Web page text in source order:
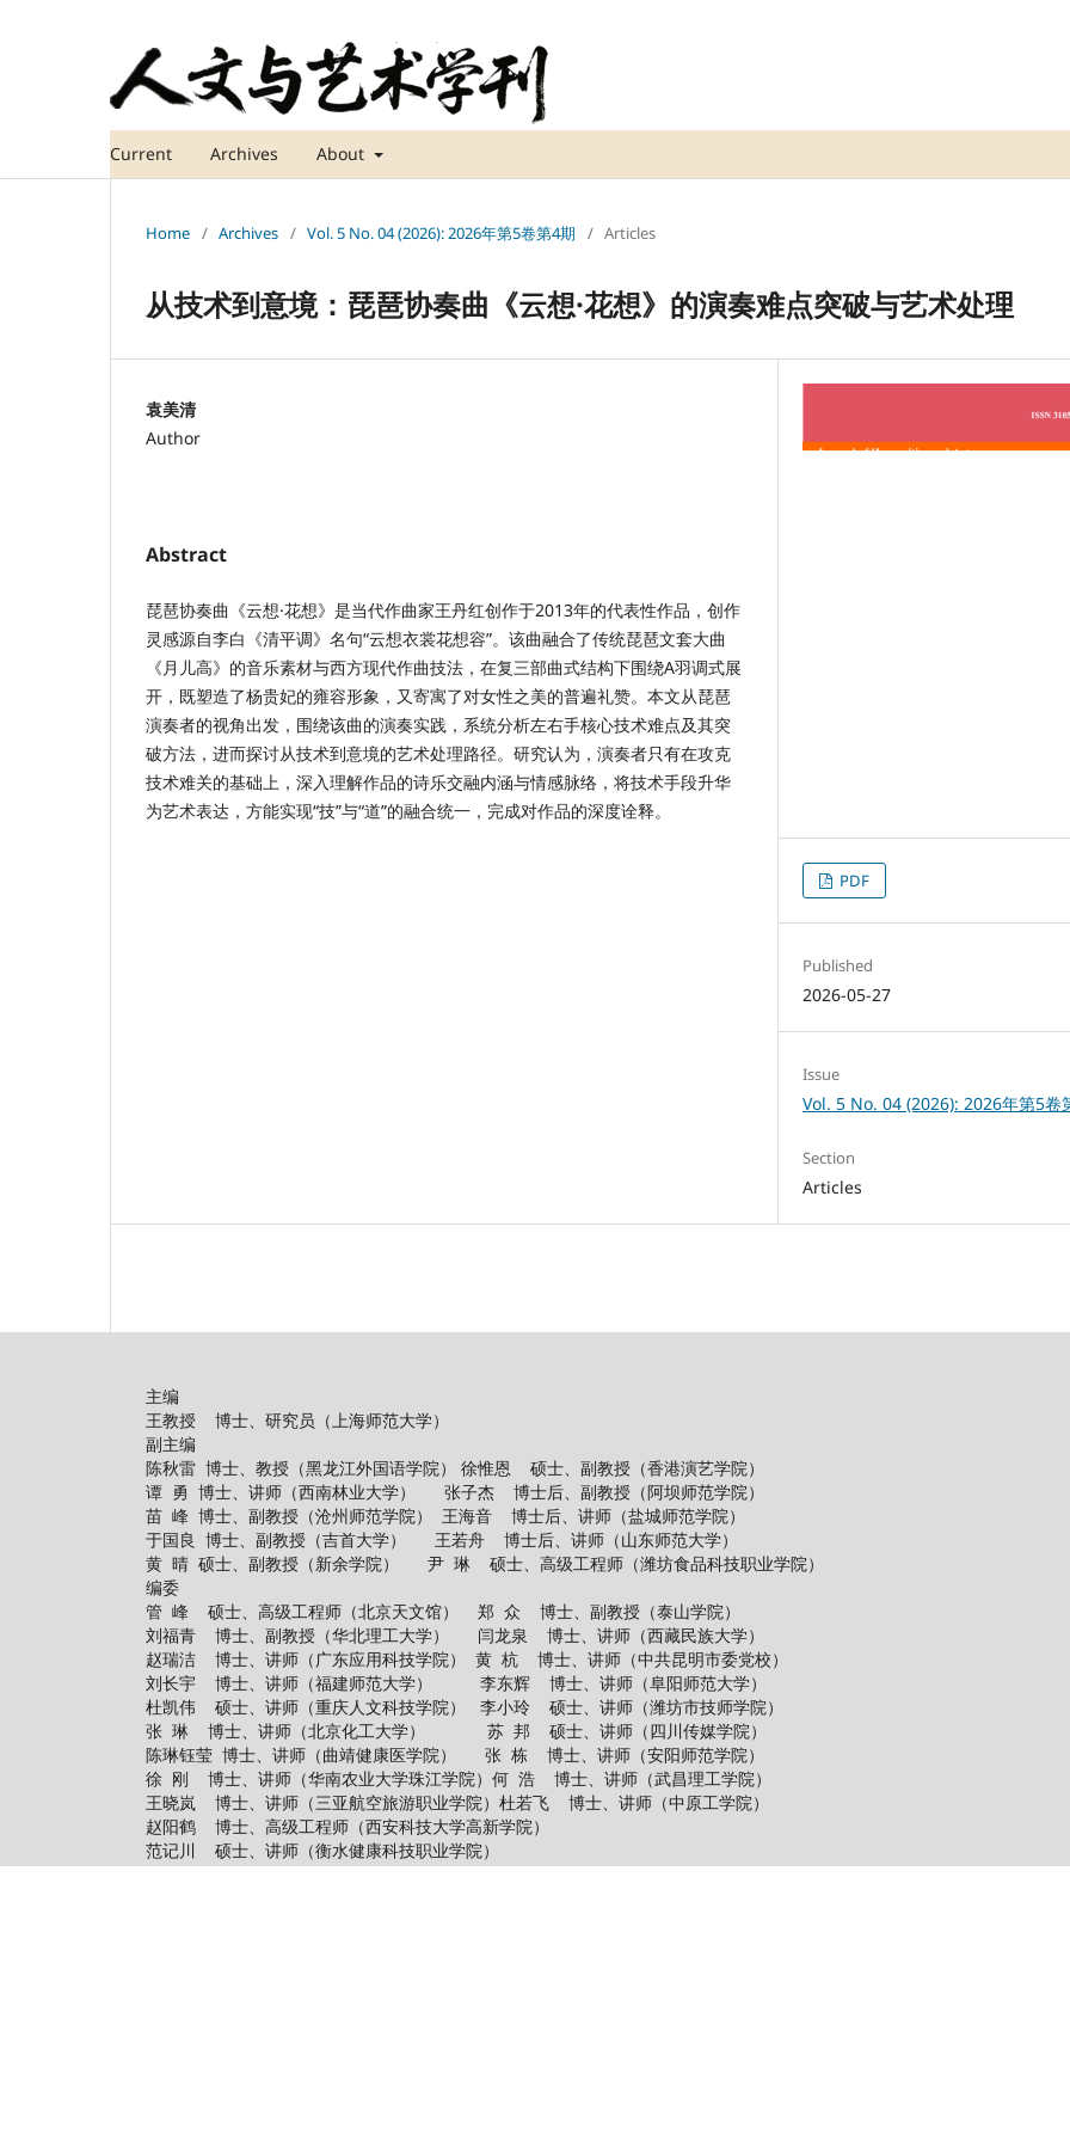
Current Archives About
Home / Archives / Vol. 5 No. 04 (2026): 2026年第5卷第4期 / Articles
从技术到意境：琵琶协奏曲《云想·花想》的演奏难点突破与艺术处理
袁美清
Author
Abstract
琵琶协奏曲《云想·花想》是当代作曲家王丹红创作于2013年的代表性作品，创作
灵感源自李白《清平调》名句“云想衣裳花想容”。该曲融合了传统琵琶文套大曲
《月儿高》的音乐素材与西方现代作曲技法，在复三部曲式结构下围绕A羽调式展
开，既塑造了杨贵妃的雍容形象，又寄寓了对女性之美的普遍礼赞。本文从琵琶
演奏者的视角出发，围绕该曲的演奏实践，系统分析左右手核心技术难点及其突
破方法，进而探讨从技术到意境的艺术处理路径。研究认为，演奏者只有在攻克
技术难关的基础上，深入理解作品的诗乐交融内涵与情感脉络，将技术手段升华
为艺术表达，方能实现“技”与“道”的融合统一，完成对作品的深度诠释。
PDF
Published
2026-05-27
Issue
Vol. 5 No. 04 (2026): 2026年第5卷
Section
Articles
主编
王教授 博士、研究员（上海师范大学）
副主编
陈秋雷 博士、教授（黑龙江外国语学院） 徐惟恩 硕士、副教授（香港演艺学院）
谭 勇 博士、讲师（西南林业大学） 张子杰 博士后、副教授（阿坝师范学院）
苗 峰 博士、副教授（沧州师范学院） 王海音 博士后、讲师（盐城师范学院）
于国良 博士、副教授（吉首大学） 王若舟 博士后、讲师（山东师范大学）
黄 晴 硕士、副教授（新余学院） 尹 琳 硕士、高级工程师（潍坊食品科技职业学院）
编委
管 峰 硕士、高级工程师（北京天文馆） 郑 众 博士、副教授（泰山学院）
刘福青 博士、副教授（华北理工大学） 闫龙泉 博士、讲师（西藏民族大学）
赵瑞洁 博士、讲师（广东应用科技学院） 黄 杭 博士、讲师（中共昆明市委党校）
刘长宇 博士、讲师（福建师范大学） 李东辉 博士、讲师（阜阳师范大学）
杜凯伟 硕士、讲师（重庆人文科技学院） 李小玲 硕士、讲师（潍坊市技师学院）
张 琳 博士、讲师（北京化工大学） 苏 邦 硕士、讲师（四川传媒学院）
陈琳钰莹 博士、讲师（曲靖健康医学院） 张 栋 博士、讲师（安阳师范学院）
徐 刚 博士、讲师（华南农业大学珠江学院）何 浩 博士、讲师（武昌理工学院）
王晓岚 博士、讲师（三亚航空旅游职业学院）杜若飞 博士、讲师（中原工学院）
赵阳鹤 博士、高级工程师（西安科技大学高新学院）
范记川 硕士、讲师（衡水健康科技职业学院）